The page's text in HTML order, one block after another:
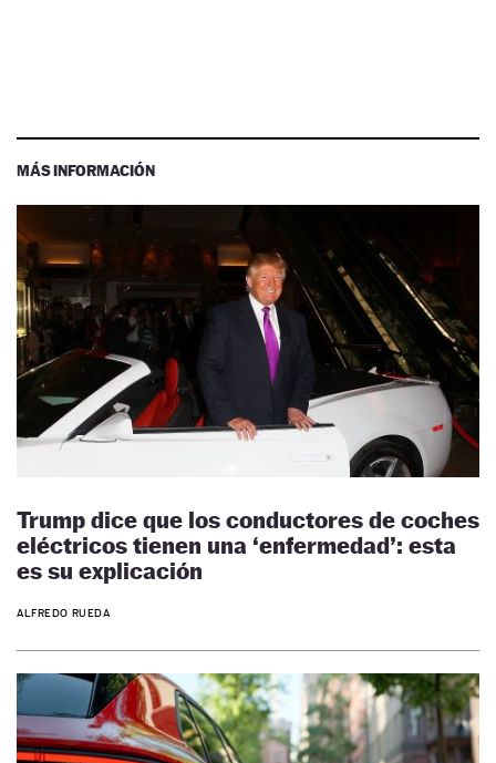
MÁS INFORMACIÓN
Trump dice que los conductores de coches
eléctricos tienen una ‘enfermedad’: esta
es su explicación
ALFREDO RUEDA